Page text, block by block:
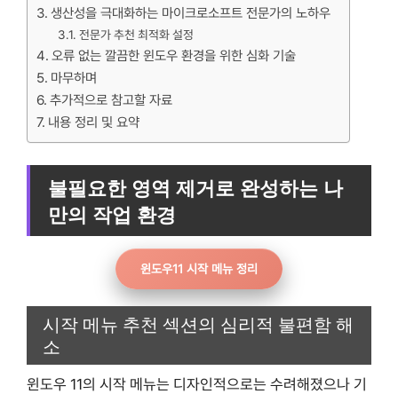
생산성을 극대화하는 마이크로소프트 전문가의 노하우
전문가 추천 최적화 설정
오류 없는 깔끔한 윈도우 환경을 위한 심화 기술
마무하며
추가적으로 참고할 자료
내용 정리 및 요약
불필요한 영역 제거로 완성하는 나
만의 작업 환경
윈도우11 시작 메뉴 정리
시작 메뉴 추천 섹션의 심리적 불편함 해
소
윈도우 11의 시작 메뉴는 디자인적으로는 수려해졌으나 기